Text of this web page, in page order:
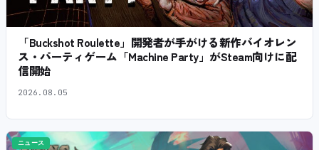
「Buckshot Roulette」開発者が手がける新作バイオレン
ス・パーティゲーム「Machine Party」がSteam向けに配
信開始
2026.08.05
ニュース